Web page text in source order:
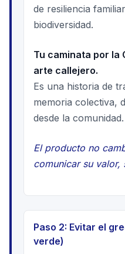
de resiliencia
biodiversidad.
Tu caminata por la
arte callejero.
Es una historia de
memoria colectiva,
desde la comunidad.
El producto no
comunicar su valor,
Paso 2: Evitar el
verde)